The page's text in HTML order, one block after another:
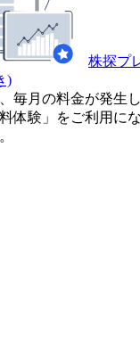
株探プ
)
毎月の料金が発生し
体験」をご利用に